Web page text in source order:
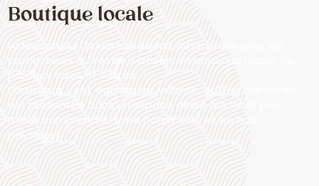
Boutique locale
La Maison du Thouarsais se fait aussi vitrine pour les
producteurs du terroir à travers sa boutique locale de
produits salés et sucrés.
L’artisanat y est également valorisé, et l’Histoire locale
est présentée dans un espace dédié aux livres pour
mieux comprendre notre patrimoine et lire nos
paysages.